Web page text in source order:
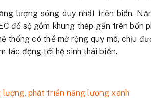
lượng sóng duy nhất trên biển.
đồ sộ gồm khung thép gắn trên bốn
thống có thể mở rộng quy mô, chịu
tác động tới hệ sinh thái biển.
phát triển năng lượng xanh